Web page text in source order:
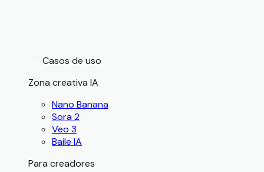
Casos de uso
Zona creativa IA
Nano Banana
Sora 2
Veo 3
Baile IA
Para creadores